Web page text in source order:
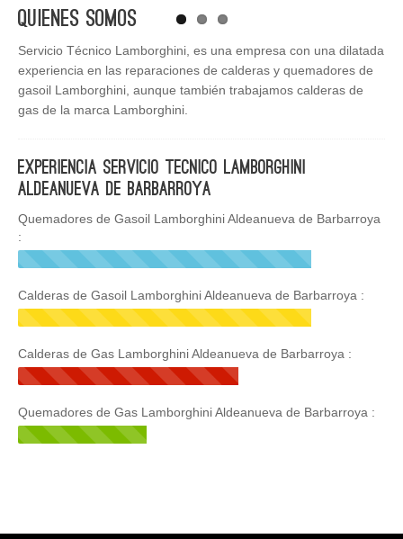
Quienes Somos
Servicio Técnico Lamborghini, es una empresa con una dilatada
experiencia en las reparaciones de calderas y quemadores de
gasoil Lamborghini, aunque también trabajamos calderas de
gas de la marca Lamborghini.
Experiencia Servicio Tecnico Lamborghini
Aldeanueva de Barbarroya
Quemadores de Gasoil Lamborghini Aldeanueva de Barbarroya
:
Calderas de Gasoil Lamborghini Aldeanueva de Barbarroya :
Calderas de Gas Lamborghini Aldeanueva de Barbarroya :
Quemadores de Gas Lamborghini Aldeanueva de Barbarroya :